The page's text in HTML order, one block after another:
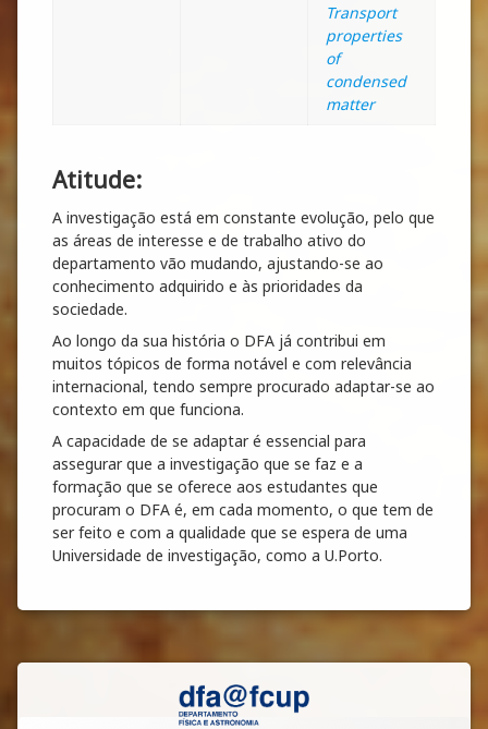
Transport
properties
of
condensed
matter
Atitude:
A investigação está em constante evolução, pelo que
as áreas de interesse e de trabalho ativo do
departamento vão mudando, ajustando-se ao
conhecimento adquirido e às prioridades da
sociedade.
Ao longo da sua história o DFA já contribui em
muitos tópicos de forma notável e com relevância
internacional, tendo sempre procurado adaptar-se ao
contexto em que funciona.
A capacidade de se adaptar é essencial para
assegurar que a investigação que se faz e a
formação que se oferece aos estudantes que
procuram o DFA é, em cada momento, o que tem de
ser feito e com a qualidade que se espera de uma
Universidade de investigação, como a U.Porto.